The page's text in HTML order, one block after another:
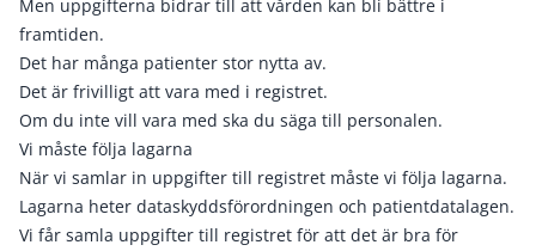
Men uppgifterna bidrar till att vården kan bli bättre i
framtiden.
Det har många patienter stor nytta av.
Det är frivilligt att vara med i registret.
Om du inte vill vara med ska du säga till personalen.
Vi måste följa lagarna
När vi samlar in uppgifter till registret måste vi följa lagarna.
Lagarna heter dataskyddsförordningen och patientdatalagen.
Vi får samla uppgifter till registret för att det är bra för